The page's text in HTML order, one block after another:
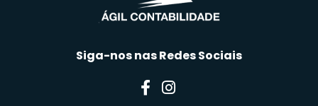
Siga-nos nas Redes Sociais